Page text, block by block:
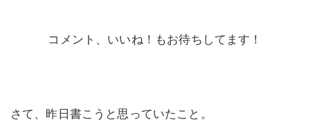
コメント、いいね！もお待ちしてます！
さて、昨日書こうと思っていたこと。